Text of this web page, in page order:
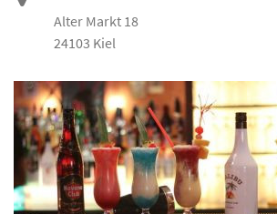
Alter Markt 18
24103 Kiel